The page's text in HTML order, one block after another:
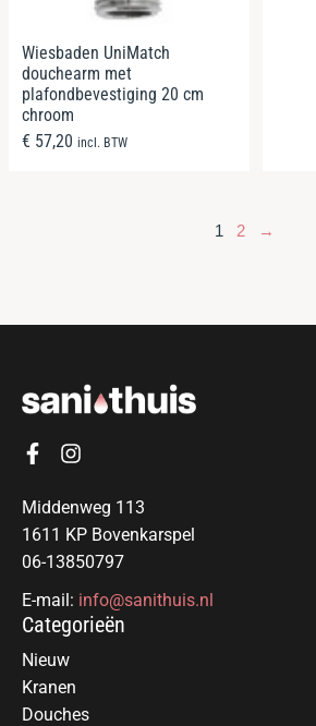
Wiesbaden UniMatch
douchearm met
plafondbevestiging 20 cm
chroom
€ 57,20 incl. BTW
1 2 →
Middenweg 113
1611 KP Bovenkarspel
06-13850797
E-mail: info@sanithuis.nl
Categorieën
Nieuw
Kranen
Douches